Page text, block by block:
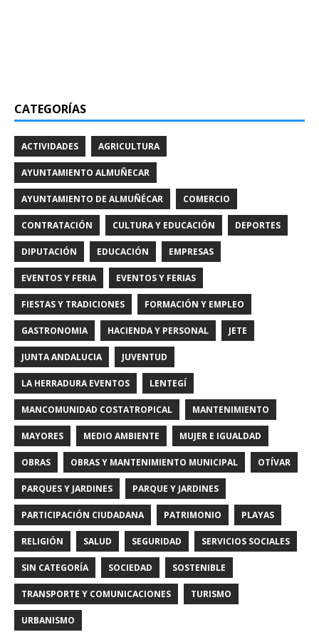
CATEGORÍAS
ACTIVIDADES AGRICULTURA
AYUNTAMIENTO ALMUÑECAR
AYUNTAMIENTO DE ALMUÑÉCAR COMERCIO
CONTRATACIÓN CULTURA Y EDUCACIÓN DEPORTES
DIPUTACIÓN EDUCACIÓN EMPRESAS
EVENTOS Y FERIA EVENTOS Y FERIAS
FIESTAS Y TRADICIONES FORMACIÓN Y EMPLEO
GASTRONOMIA HACIENDA Y PERSONAL JETE
JUNTA ANDALUCIA JUVENTUD
LA HERRADURA EVENTOS LENTEGÍ
MANCOMUNIDAD COSTATROPICAL MANTENIMIENTO
MAYORES MEDIO AMBIENTE MUJER E IGUALDAD
OBRAS OBRAS Y MANTENIMIENTO MUNICIPAL OTÍVAR
PARQUES Y JARDINES PARQUE Y JARDINES
PARTICIPACIÓN CIUDADANA PATRIMONIO PLAYAS
RELIGIÓN SALUD SEGURIDAD SERVICIOS SOCIALES
SIN CATEGORÍA SOCIEDAD SOSTENIBLE
TRANSPORTE Y COMUNICACIONES TURISMO
URBANISMO